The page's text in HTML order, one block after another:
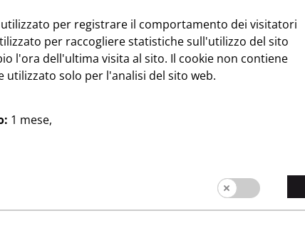
utilizzato per registrare il comportamento dei visitatori
per raccogliere statistiche sull'utilizzo del sito
l'ora dell'ultima visita al sito. Il cookie non contiene
utilizzato solo per l'analisi del sito web.
1 mese,